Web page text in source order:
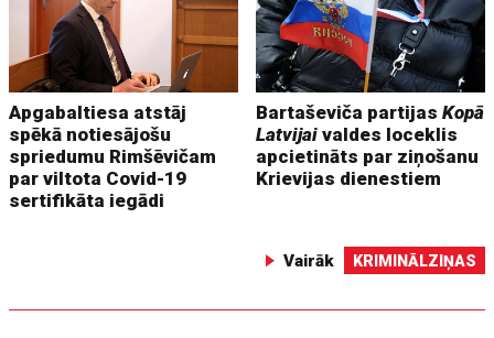
Apgabaltiesa atstāj
spēkā notiesājošu
spriedumu Rimšēvičam
par viltota Covid-19
sertifikāta iegādi
Bartaševiča partijasKopā
Latvijai valdes loceklis
apcietināts par ziņošanu
Krievijas dienestiem
Vairāk KRIMINĀLZIŅAS